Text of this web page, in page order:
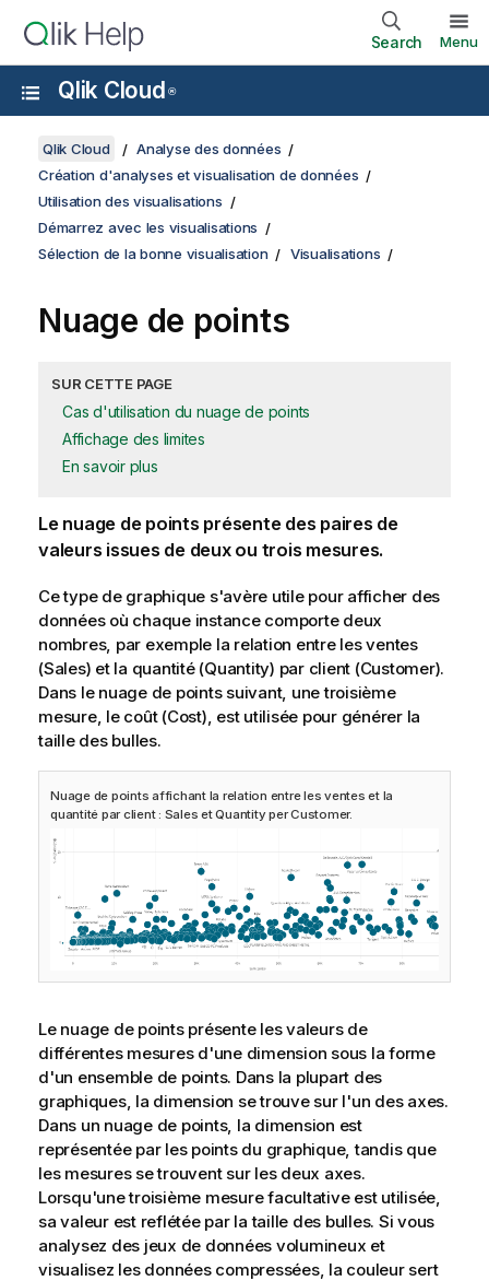
Search Menu
Qlik Cloud ®
Qlik Cloud
Analyse des données
Création d'analyses et visualisation de données
Utilisation des visualisations
Démarrez avec les visualisations
Sélection de la bonne visualisation
Visualisations
Nuage de points
SUR CETTE PAGE
Cas d'utilisation du nuage de points
Affichage des limites
En savoir plus
Le nuage de points présente des paires de
valeurs issues de deux ou trois mesures.
Ce type de graphique s'avère utile pour afficher des
données où chaque instance comporte deux
nombres, par exemple la relation entre les ventes
(Sales) et la quantité (Quantity) par client (Customer).
Dans le nuage de points suivant, une troisième
mesure, le coût (Cost), est utilisée pour générer la
taille des bulles.
Nuage de points affichant la relation entre les ventes et la
quantité par client : Sales et Quantity per Customer.
Le nuage de points présente les valeurs de
différentes mesures d'une dimension sous la forme
d'un ensemble de points. Dans la plupart des
graphiques, la dimension se trouve sur l'un des axes.
Dans un nuage de points, la dimension est
représentée par les points du graphique, tandis que
les mesures se trouvent sur les deux axes.
Lorsqu'une troisième mesure facultative est utilisée,
sa valeur est reflétée par la taille des bulles. Si vous
analysez des jeux de données volumineux et
visualisez les données compressées, la couleur sert